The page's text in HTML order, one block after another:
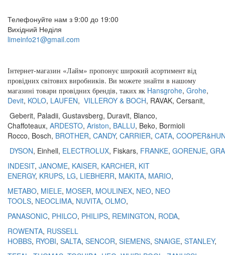
Телефонуйте нам з 9:00 до 19:00
Вихідний Неділя
limeinfo21@gmail.com
Інтернет-магазин «Лайм» пропонує широкий асортимент від
провідних світових виробників. Ви можете знайти в нашому
магазині товари провідних брендів, таких як Hansgrohe, Grohe,
Devit, KOLO, LAUFEN, VILLEROY & BOCH, RAVAK, Cersanit,
Geberit, Paladii, Gustavsberg, Duravit, Blanco,
Chaffoteaux, ARDESTO, Ariston, BALLU, Beko, Bormioli
Rocco, Bosch, BROTHER, CANDY, CARRIER, CATA,
DYSON, Einhell, ELECTROLUX, Fiskars, FRANKE, GORENJE,
INDESIT, JANOME, KAISER, KARCHER, KIT
ENERGY, KRUPS, LG, LIEBHERR, MAKITA, MARIO,
METABO, MIELE, MOSER, MOULINEX, NEO, NEO
TOOLS, NEOCLIMA, NUVITA, OLMO,
PANASONIC, PHILCO, PHILIPS, REMINGTON, RODA,
ROWENTA, RUSSELL
HOBBS, RYOBI, SALTA, SENCOR, SIEMENS, SNAIGE, STANLEY,